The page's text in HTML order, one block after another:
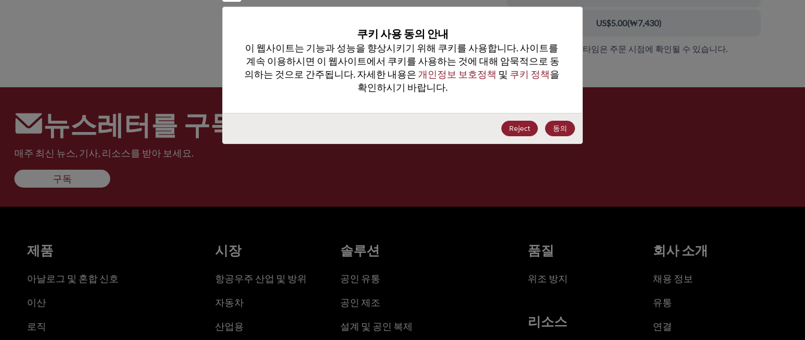
US$5.00(₩7,430)
가격, 가용성 및 리드 타임은 주문 시점에 확인될 수 있습니다.
뉴스레터를 구독하세요
매주 최신 뉴스, 기사, 리소스를 받아 보세요.
구독
쿠키 사용 동의 안내
이 웹사이트는 기능과 성능을 향상시키기 위해 쿠키를 사용합니다. 사이트를
계속 이용하시면 이 웹사이트에서 쿠키를 사용하는 것에 대해 암묵적으로 동
의하는 것으로 간주됩니다. 자세한 내용은 개인정보 보호정책 및 쿠키 정책을
확인하시기 바랍니다.
Reject 동의
제품
아날로그 및 혼합 신호
이산
로직
시장
항공우주 산업 및 방위
자동차
산업용
솔루션
공인 유통
공인 제조
설계 및 공인 복제
품질
위조 방지
리소스
회사 소개
채용 정보
유통
연결